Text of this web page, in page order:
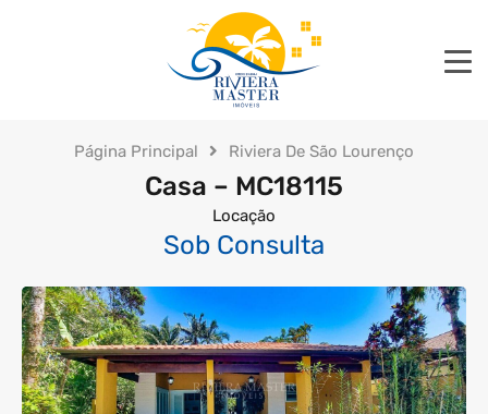
Página Principal Riviera De São Lourenço
Casa – MC18115
Locação
Sob Consulta